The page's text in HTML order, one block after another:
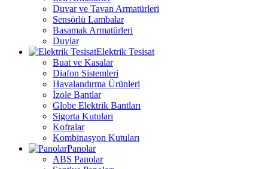
Duvar ve Tavan Armatürleri
Sensörlü Lambalar
Basamak Armatürleri
Duylar
Elektrik Tesisat
Buat ve Kasalar
Diafon Sistemleri
Havalandırma Ürünleri
İzole Bantlar
Globe Elektrik Bantları
Sigorta Kutuları
Kofralar
Kombinasyon Kutuları
Panolar
ABS Panolar